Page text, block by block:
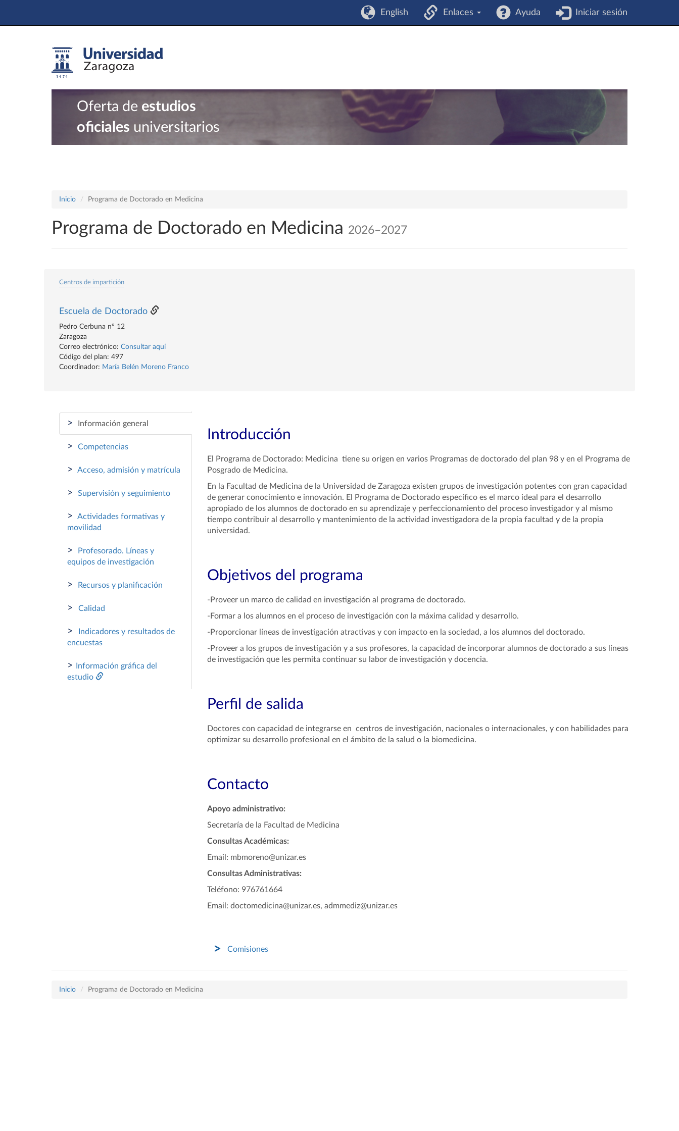
English Enlaces Ayuda Iniciar sesión
Oferta de estudios
oficiales universitarios
Inicio Programa de Doctorado en Medicina
Programa de Doctorado en Medicina 2026–2027
Centros de impartición
Escuela de Doctorado
Pedro Cerbuna nº 12
Zaragoza
Correo electrónico: Consultar aquí
Código del plan: 497
Coordinador: María Belén Moreno Franco
> Información general
> Competencias
> Acceso, admisión y matrícula
> Supervisión y seguimiento
>
Actividades formativas y
movilidad
>
Profesorado. Líneas y
equipos de investigación
> Recursos y planificación
> Calidad
>
Indicadores y resultados de
encuestas
>
Información gráfica del
estudio
Introducción
El Programa de Doctorado: Medicina tiene su origen en varios Programas de doctorado del plan 98 y en el Programa de
Posgrado de Medicina.
En la Facultad de Medicina de la Universidad de Zaragoza existen grupos de investigación potentes con gran capacidad
de generar conocimiento e innovación. El Programa de Doctorado específico es el marco ideal para el desarrollo
apropiado de los alumnos de doctorado en su aprendizaje y perfeccionamiento del proceso investigador y al mismo
tiempo contribuir al desarrollo y mantenimiento de la actividad investigadora de la propia facultad y de la propia
universidad.
Objetivos del programa
-Proveer un marco de calidad en investigación al programa de doctorado.
-Formar a los alumnos en el proceso de investigación con la máxima calidad y desarrollo.
-Proporcionar líneas de investigación atractivas y con impacto en la sociedad, a los alumnos del doctorado.
-Proveer a los grupos de investigación y a sus profesores, la capacidad de incorporar alumnos de doctorado a sus líneas
de investigación que les permita continuar su labor de investigación y docencia.
Perfil de salida
Doctores con capacidad de integrarse en centros de investigación, nacionales o internacionales, y con habilidades para
optimizar su desarrollo profesional en el ámbito de la salud o la biomedicina.
Contacto
Apoyo administrativo:
Secretaría de la Facultad de Medicina
Consultas Académicas:
Email: mbmoreno@unizar.es
Consultas Administrativas:
Teléfono: 976761664
Email: doctomedicina@unizar.es, admmediz@unizar.es
Comisiones
Inicio Programa de Doctorado en Medicina